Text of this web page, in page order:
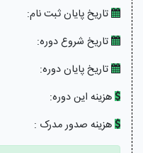
تاریخ پایان ثبت نام:
تاریخ شروع دوره:
تاریخ پایان دوره:
هزینه این دوره:
هزینه صدور مدرک :